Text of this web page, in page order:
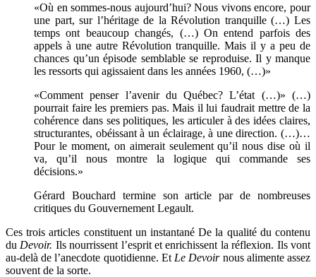
«Où en sommes-nous aujourd’hui? Nous vivons encore, pour
une part, sur l’héritage de la Révolution tranquille (…) Les
temps ont beaucoup changés, (…) On entend parfois des
appels à une autre Révolution tranquille. Mais il y a peu de
chances qu’un épisode semblable se reproduise. Il y manque
les ressorts qui agissaient dans les années 1960, (…)»
«Comment penser l’avenir du Québec? L’état (…)» (…)
pourrait faire les premiers pas. Mais il lui faudrait mettre de la
cohérence dans ses politiques, les articuler à des idées claires,
structurantes, obéissant à un éclairage, à une direction. (…)…
Pour le moment, on aimerait seulement qu’il nous dise où il
va, qu’il nous montre la logique qui commande ses
décisions.»
Gérard Bouchard termine son article par de nombreuses
critiques du Gouvernement Legault.
Ces trois articles constituent un instantané De la qualité du contenu
du Devoir. Ils nourrissent l’esprit et enrichissent la réflexion. Ils vont
au-delà de l’anecdote quotidienne. Et Le Devoirnous alimente assez
souvent de la sorte.